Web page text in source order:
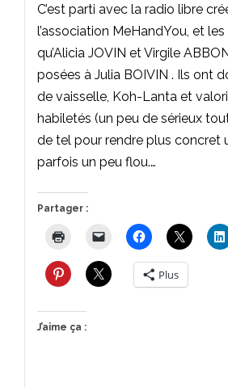
C’est parti avec la radio libre
l’association MeHandYou, et
qu’Alicia JOVIN et Virgile
posées à Julia BOIVIN . Ils ont
de vaisselle, Koh-Lanta et
habiletés (un peu de sérieux
de tel pour rendre plus concret
parfois un peu flou.…
Partager :
Plus
J’aime ça :